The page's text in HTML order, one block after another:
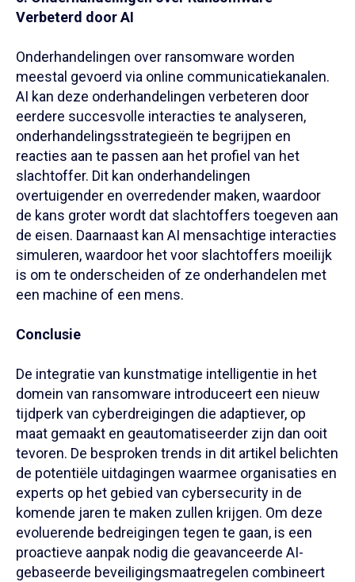
Verbeterd door AI
Onderhandelingen over ransomware worden
meestal gevoerd via online communicatiekanalen.
AI kan deze onderhandelingen verbeteren door
eerdere succesvolle interacties te analyseren,
onderhandelingsstrategieën te begrijpen en
reacties aan te passen aan het profiel van het
slachtoffer. Dit kan onderhandelingen
overtuigender en overredender maken, waardoor
de kans groter wordt dat slachtoffers toegeven aan
de eisen. Daarnaast kan AI mensachtige interacties
simuleren, waardoor het voor slachtoffers moeilijk
is om te onderscheiden of ze onderhandelen met
een machine of een mens.
Conclusie
De integratie van kunstmatige intelligentie in het
domein van ransomware introduceert een nieuw
tijdperk van cyberdreigingen die adaptiever, op
maat gemaakt en geautomatiseerder zijn dan ooit
tevoren. De besproken trends in dit artikel belichten
de potentiële uitdagingen waarmee organisaties en
experts op het gebied van cybersecurity in de
komende jaren te maken zullen krijgen. Om deze
evoluerende bedreigingen tegen te gaan, is een
proactieve aanpak nodig die geavanceerde AI-
gebaseerde beveiligingsmaatregelen combineert